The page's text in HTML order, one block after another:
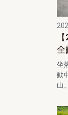
全
坐
動
山